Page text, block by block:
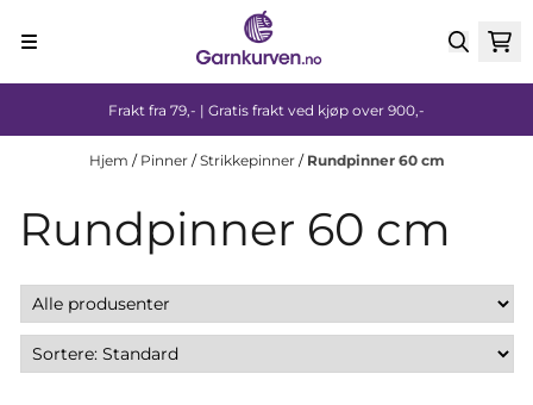
Frakt fra 79,- | Gratis frakt ved kjøp over 900,-
Hjem / Pinner /Strikkepinner / Rundpinner 60 cm
Rundpinner 60 cm